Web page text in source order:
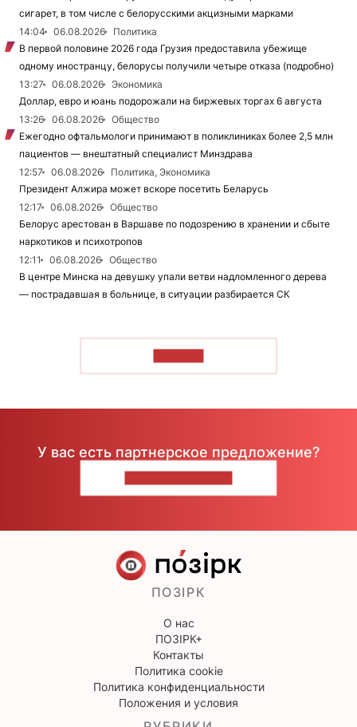
сигарет, в том числе с белорусскими акцизными марками
14:04
06.08.2026
Политика
В первой половине 2026 года Грузия предоставила убежище
одному иностранцу, белорусы получили четыре отказа (подробно)
13:27
06.08.2026
Экономика
Доллар, евро и юань подорожали на биржевых торгах 6 августа
13:26
06.08.2026
Общество
Ежегодно офтальмологи принимают в поликлиниках более 2,5 млн
пациентов — внештатный специалист Минздрава
12:57
06.08.2026
Политика, Экономика
Президент Алжира может вскоре посетить Беларусь
12:17
06.08.2026
Общество
Белорус арестован в Варшаве по подозрению в хранении и сбыте
наркотиков и психотропов
12:11
06.08.2026
Общество
В центре Минска на девушку упали ветви надломленного дерева
— пострадавшая в больнице, в ситуации разбирается СК
У вас есть партнерское предложение?
ПОЗІРК
О нас
ПОЗІРК+
Контакты
Политика cookie
Политика конфиденциальности
Положения и условия